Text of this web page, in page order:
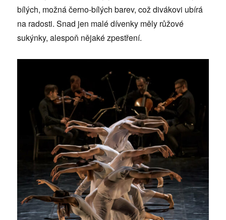
bílých, možná černo-bílých barev, což divákovi ubírá
na radosti. Snad jen malé dívenky měly růžové
sukýnky, alespoň nějaké zpestření.